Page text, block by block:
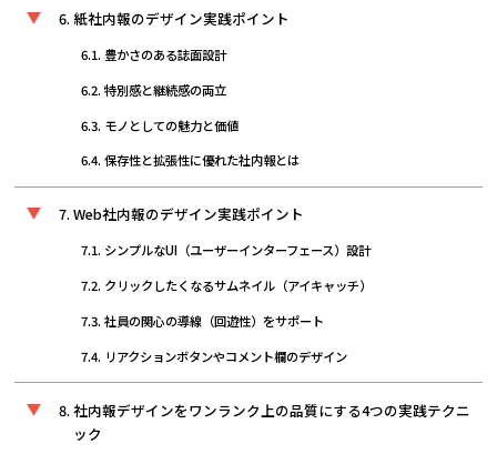
紙社内報のデザイン実践ポイント
豊かさのある誌面設計
特別感と継続感の両立
モノとしての魅力と価値
保存性と拡張性に優れた社内報とは
Web社内報のデザイン実践ポイント
シンプルなUI（ユーザーインターフェース）設計
クリックしたくなるサムネイル（アイキャッチ）
社員の関心の導線（回遊性）をサポート
リアクションボタンやコメント欄のデザイン
社内報デザインをワンランク上の品質にする4つの実践テクニ
ック